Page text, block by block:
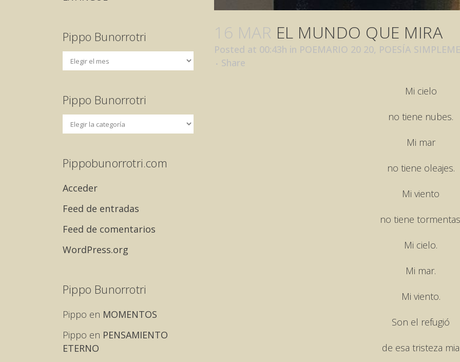
Pippo Bunorrotri
Pippo Bunorrotri
Pippobunorrotri.com
Acceder
Feed de entradas
Feed de comentarios
WordPress.org
Pippo Bunorrotri
Pippo en MOMENTOS
Pippo en PENSAMIENTO
ETERNO
16 MAR EL MUNDO QUE MIRA
Posted at 00:43h in POEMARIO 20 20, POESÍA
Share
Mi cielo
no tiene nubes.
Mi mar
no tiene oleajes.
Mi viento
no tiene
Mi cielo.
Mi mar.
Mi viento.
Son el refugió
de esa tristeza mia